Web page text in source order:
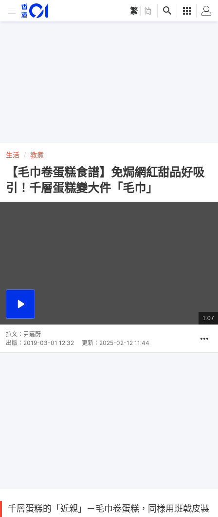
繁 简
生活 教煮
【毛巾卷蛋糕食譜】免焗網紅甜品好吸
引！千層蛋糕變大件「毛巾」
播
總
共
1:07
撰文： 尹嘉蔚
出版： 2019-03-01 12:32 更新： 2025-02-12 11:44
千層蛋糕的「近親」－毛巾卷蛋糕，同樣用班戟皮製